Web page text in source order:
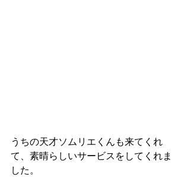
うちの天才ソムリエくんも来てくれ
て、素晴らしいサービスをしてくれま
した。